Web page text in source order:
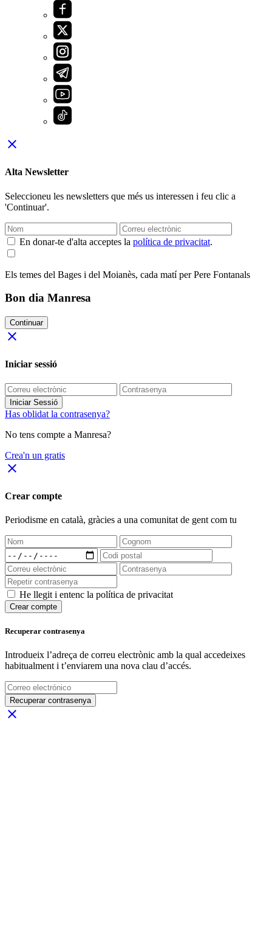
close
Alta Newsletter
Seleccioneu les newsletters que més us interessen i feu clic a
'Continuar'.
En donar-te d'alta acceptes la política de privacitat.
Els temes del Bages i del Moianès, cada matí per Pere Fontanals
Bon dia Manresa
Continuar
close
Iniciar sessió
Iniciar Sessió
Has oblidat la contrasenya?
No tens compte a Manresa?
Crea'n un gratis
close
Crear compte
Periodisme en català, gràcies a una comunitat de gent com tu
He llegit i entenc la política de privacitat
Crear compte
Recuperar contrasenya
Introdueix l’adreça de correu electrònic amb la qual accedeixes
habitualment i t’enviarem una nova clau d’accés.
Recuperar contrasenya
close